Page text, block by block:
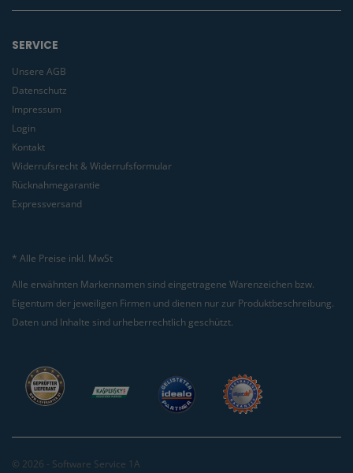
SERVICE
Unsere AGB
Datenschutz
Impressum
Login
Kontakt
Widerrufsrecht & Widerrufsformular
Rücknahmegarantie
Expressversand
* Alle Preise inkl. MwSt
Alle erwähnten Markennamen sind eingetragene Warenzeichen bzw.
Eigentum der jeweiligen Firmen und dienen nur zur Produktbeschreibung.
Daten und Inhalte sind urheberrechtlich geschützt.
© 2026 - Software Service 1A